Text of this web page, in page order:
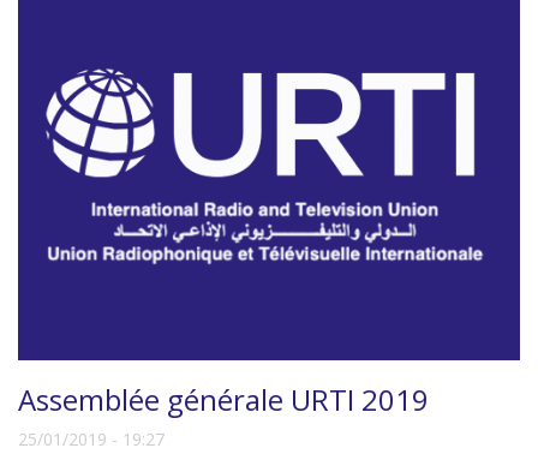
Assemblée générale URTI 2019
25/01/2019 - 19:27